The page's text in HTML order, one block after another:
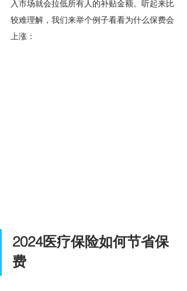
入市场就会拉低所有人的补贴金额。听起来比
较难理解，我们来举个例子看看为什么保费会
上涨：
2024医疗保险如何节省保
费